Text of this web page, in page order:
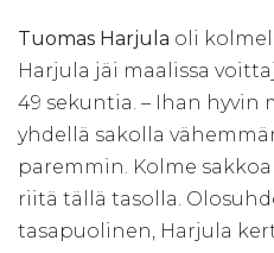
Tuomas Harjula oli
Harjula jäi maalissa
49 sekuntia. – Ihan hyvin
yhdellä sakolla
paremmin. Kolme
riitä tällä tasolla.
tasapuolinen, Harjula